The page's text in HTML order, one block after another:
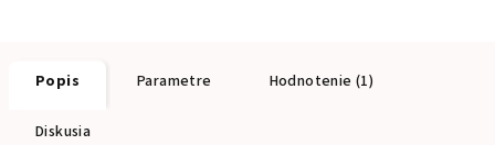
Popis Parametre Hodnotenie (1)
Diskusia